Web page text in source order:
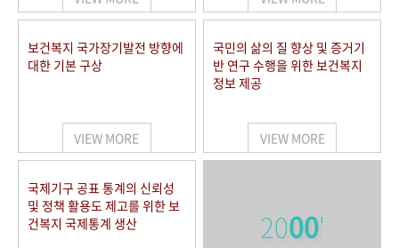
보건복지 국가장기발전 방향에
대한 기본 구상
VIEW MORE
국민의 삶의 질 향상 및 증거기
반 연구 수행을 위한 보건복지
정보 제공
VIEW MORE
국제기구 공표 통계의 신뢰성
및 정책 활용도 제고를 위한 보
건복지 국제통계 생산
2000'